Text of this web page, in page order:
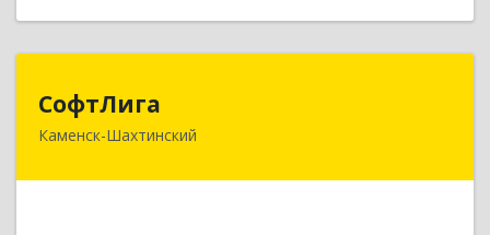
СофтЛига
Каменск-Шахтинский
347800, Ростовская обл, Каменск-Шахтинский г,